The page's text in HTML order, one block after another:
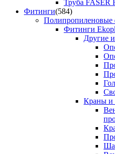
Труба FASER
Фитинги(584)
Полипропиленовые
Фитинги
Другие
Краны и